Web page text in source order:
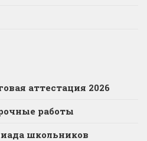
аттестация 2026
работы
школьников